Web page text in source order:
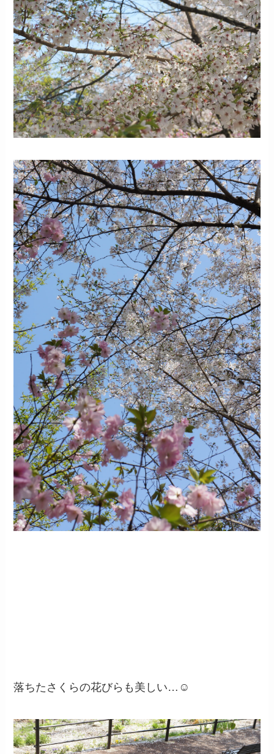
落ちたさくらの花びらも美しい…☺